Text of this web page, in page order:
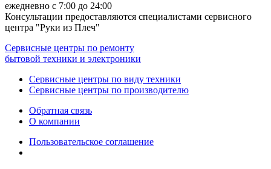
ежедневно с 7:00 до 24:00
Консультации предоставляются специалистами сервисного
центра "Руки из Плеч"
Сервисные центры по ремонту
бытовой техники и электроники
Сервисные центры по виду техники
Сервисные центры по производителю
Обратная связь
О компании
Пользовательское соглашение